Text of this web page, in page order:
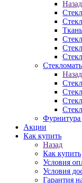
Назад
Назад
Фурнитура
Акции
Как купить
Назад
Как купить
Условия
Условия
Гарантия